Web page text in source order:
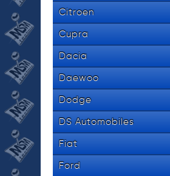
Citroen
Cupra
Dacia
Daewoo
Dodge
DS Automobiles
Fiat
Ford